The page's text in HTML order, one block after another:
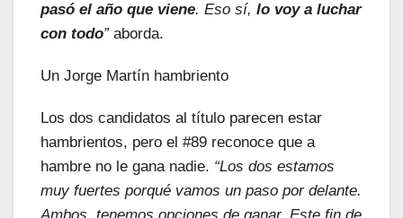
pasó el año que viene. Eso sí, lo voy a luchar
con todo” aborda.
Un Jorge Martín hambriento
Los dos candidatos al título parecen estar
hambrientos, pero el #89 reconoce que a
hambre no le gana nadie. “Los dos estamos
muy fuertes porqué vamos un paso por delante.